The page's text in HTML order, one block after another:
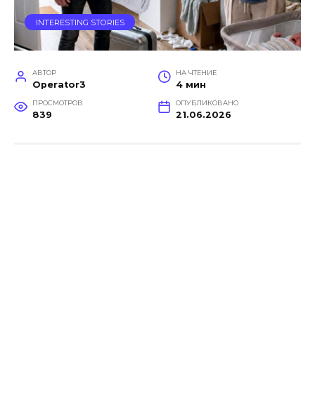
INTERESTING STORIES
АВТОР
Operator3
НА ЧТЕНИЕ
4 мин
ПРОСМОТРОВ
839
ОПУБЛИКОВАНО
21.06.2026